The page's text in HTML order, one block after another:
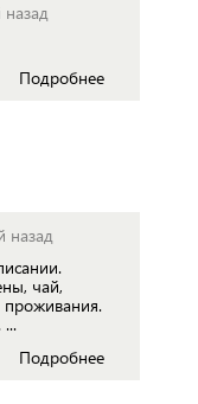
Подробнее
назад
чай,
проживания.
Подробнее